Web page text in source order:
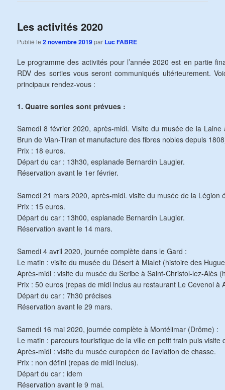
Les activités 2020
Publié le2 novembre 2019par Luc FABRE
Le programme des activités pour l’année 2020 est en partie
RDV des sorties vous seront communiqués ultérieurement.
principaux rendez-vous :
1. Quatre sorties sont prévues :
Samedi 8 février 2020, après-midi. Visite du musée de la Laine
Brun de Vian-Tiran et manufacture des fibres nobles depuis
Prix : 18 euros.
Départ du car : 13h30, esplanade Bernardin Laugier.
Réservation avant le 1er février.
Samedi 21 mars 2020, après-midi. visite du musée de la Légion
Prix : 15 euros.
Départ du car : 13h00, esplanade Bernardin Laugier.
Réservation avant le 14 mars.
Samedi 4 avril 2020, journée complète dans le Gard :
Le matin : visite du musée du Désert à Mialet (histoire des
Après-midi : visite du musée du Scribe à Saint-Christol-lez-Alès
Prix : 50 euros (repas de midi inclus au restaurant Le Cevenol à
Départ du car : 7h30 précises
Réservation avant le 29 mars.
Samedi 16 mai 2020, journée complète à Montélimar (Drôme) :
Le matin : parcours touristique de la ville en petit train puis visite
Après-midi : visite du musée européen de l’aviation de chasse.
Prix : non défini (repas de midi inclus).
Départ du car : idem
Réservation avant le 9 mai.